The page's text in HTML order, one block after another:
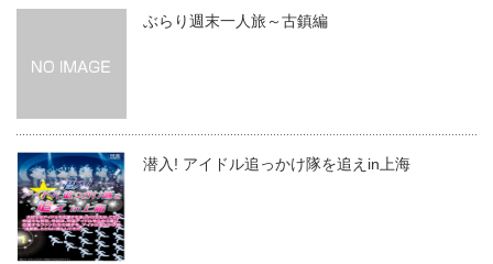
ぶらり週末一人旅～古鎮編
潜入! アイドル追っかけ隊を追えin上海